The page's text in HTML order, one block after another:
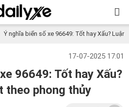
Ý nghĩa biển số xe 96649: Tốt hay Xấu?
17-07-2025 17:01
96649: Tốt hay Xấu?
theo phong thủy